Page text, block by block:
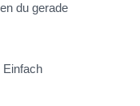
du gerade
Einfach